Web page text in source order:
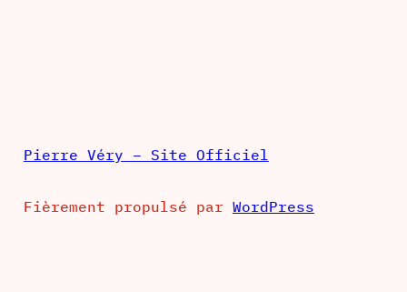
Pierre Véry – Site Officiel
Fièrement propulsé par WordPress